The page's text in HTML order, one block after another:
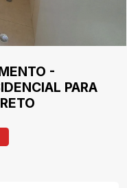
-
PARA